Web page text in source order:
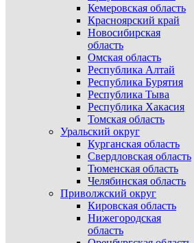
Кемеровская область
Красноярский край
Новосибирская
область
Омская область
Республика Алтай
Республика Бурятия
Республика Тыва
Республика Хакасия
Томская область
Уральский округ
Курганская область
Свердловская область
Тюменская область
Челябинская область
Приволжский округ
Кировская область
Нижегородская
область